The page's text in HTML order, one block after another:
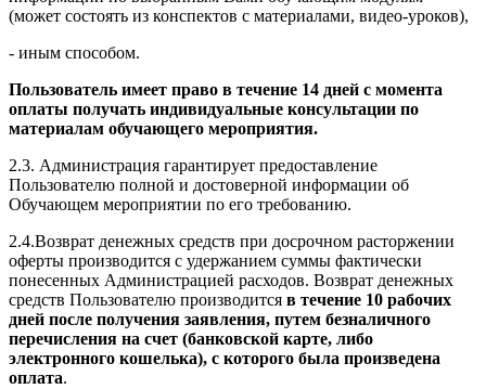
(может состоять из конспектов с материалами, видео-уроков),
- иным способом.
Пользователь имеет право в течение 14 дней с момента
оплаты получать индивидуальные консультации по
материалам обучающего мероприятия.
2.3. Администрация гарантирует предоставление
Пользователю полной и достоверной информации об
Обучающем мероприятии по его требованию.
2.4.Возврат денежных средств при досрочном расторжении
оферты производится с удержанием суммы фактически
понесенных Администрацией расходов. Возврат денежных
средств Пользователю производится в течение 10 рабочих
дней после получения заявления, путем безналичного
перечисления на счет (банковской карте, либо
электронного кошелька), с которого была произведена
оплата.